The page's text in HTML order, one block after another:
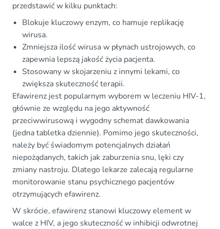
przedstawić w kilku punktach:
Blokuje kluczowy enzym, co hamuje replikację
wirusa.
Zmniejsza ilość wirusa w płynach ustrojowych, co
zapewnia lepszą jakość życia pacjenta.
Stosowany w skojarzeniu z innymi lekami, co
zwiększa skuteczność terapii.
Efawirenz jest popularnym wyborem w leczeniu HIV-1,
głównie ze względu na jego aktywność
przeciwwirusową i wygodny schemat dawkowania
(jedna tabletka dziennie). Pomimo jego skuteczności,
należy być świadomym potencjalnych działań
niepożądanych, takich jak zaburzenia snu, lęki czy
zmiany nastroju. Dlatego lekarze zalecają regularne
monitorowanie stanu psychicznego pacjentów
otrzymujących efawirenz.
W skrócie, efawirenz stanowi kluczowy element w
walce z HIV, a jego skuteczność w inhibicji odwrotnej